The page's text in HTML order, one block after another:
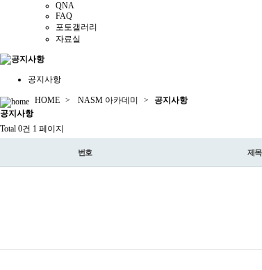
QNA
FAQ
포토갤러리
자료실
공지사항
HOME > NASM 아카데미 >
공지사항
공지 사항
Total 0건 1 페이지
번호 제목